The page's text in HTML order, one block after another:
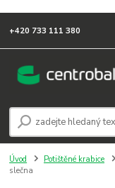
+420 733 111 380
Úvod Potištěné krabice
slečna